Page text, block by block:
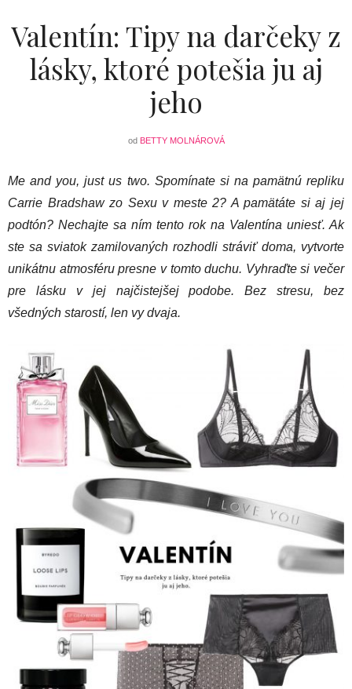
Valentín: Tipy na darčeky z
lásky, ktoré potešia ju aj
jeho
od BETTY MOLNÁROVÁ
Me and you, just us two. Spomínate si na pamätnú repliku
Carrie Bradshaw zo Sexu v meste 2? A pamätáte si aj jej
podtón? Nechajte sa ním tento rok na Valentína uniesť. Ak
ste sa sviatok zamilovaných rozhodli stráviť doma, vytvorte
unikátnu atmosféru presne v tomto duchu. Vyhraďte si večer
pre lásku v jej najčistejšej podobe. Bez stresu, bez
všedných starostí, len vy dvaja.